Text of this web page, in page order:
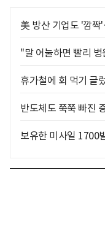
美 방산 기업도 '깜
"말 어눌하면 빨리
휴가철에 회 먹기 글
반도체도 쭉쭉 빠진
보유한 미사일 1700